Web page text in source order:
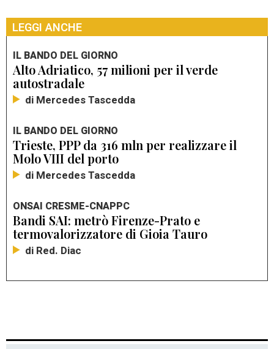
LEGGI ANCHE
IL BANDO DEL GIORNO
Alto Adriatico, 57 milioni per il verde
autostradale
di Mercedes Tascedda
IL BANDO DEL GIORNO
Trieste, PPP da 316 mln per realizzare il
Molo VIII del porto
di Mercedes Tascedda
ONSAI CRESME-CNAPPC
Bandi SAI: metrò Firenze-Prato e
termovalorizzatore di Gioia Tauro
di Red. Diac